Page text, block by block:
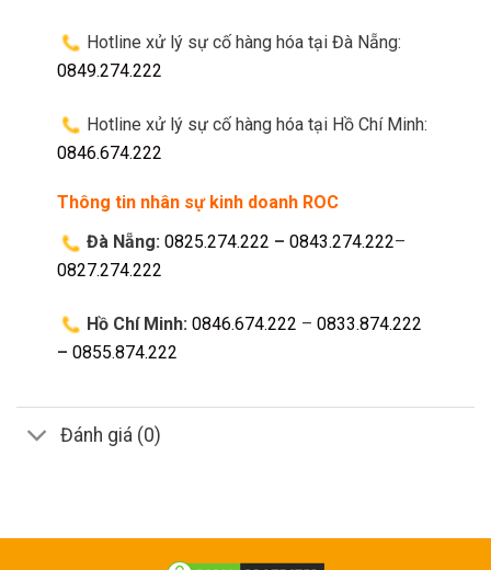
Hotline xử lý sự cố hàng hóa tại Đà Nẵng:
0849.274.222
Hotline xử lý sự cố hàng hóa tại Hồ Chí Minh:
0846.674.222
Thông tin nhân sự kinh doanh ROC
Đà Nẵng: 0825.274.222 – 0843.274.222–
0827.274.222
Hồ Chí Minh: 0846.674.222 – 0833.874.222
– 0855.874.222
Đánh giá (0)